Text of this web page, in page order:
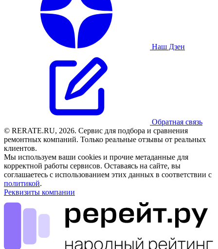
Наш Дзен
Обратная связь
© RERATE.RU, 2026. Сервис для подбора и сравнения
ремонтных компаний. Только реальные отзывы от реальных
клиентов.
Мы используем ваши cookies и прочие метаданные для
корректной работы сервисов. Оставаясь на сайте, вы
соглашаетесь с использованием этих данных в соответствии с
политикой.
Реквизиты компании